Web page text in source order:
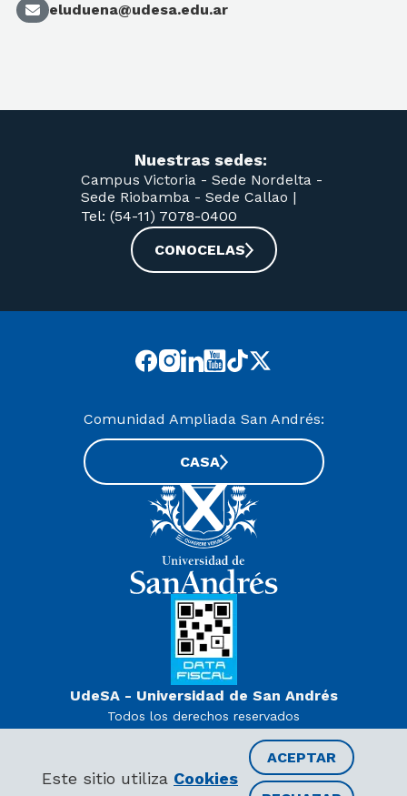
eluduena@udesa.edu.ar
Este sitio utiliza Cookies
ACEPTAR
Nuestras sedes:
Campus Victoria - Sede Nordelta -
Sede Riobamba - Sede Callao |
Tel: (54-11) 7078-0400
CONOCELAS
UdeSA - Universidad de San Andrés
Todos los derechos reservados
Decreto PEN 978/07
Comunidad Ampliada San Andrés:
CASA